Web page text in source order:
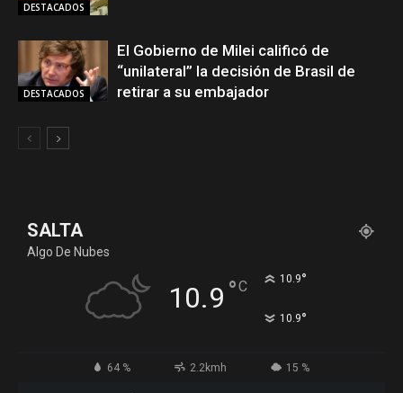
DESTACADOS
DESTACADOS
El Gobierno de Milei calificó de
“unilateral” la decisión de Brasil de
retirar a su embajador
SALTA
Algo De Nubes
10.9 °C 10.9°
10.9°
64 % 2.2kmh 15 %